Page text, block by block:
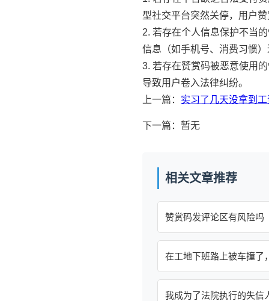
型社交平台突然关停，用户
2. 若存在个人信息保护不当
信息（如手机号、消费习惯
3. 若存在赞赏码被恶意使用
导致用户卷入法律纠纷。
上一篇： 实习了几天没拿到
下一篇：暂无
相关文章推荐
赞赏码发评论区有风险吗
在工地下班路上被车撞了
我成为了法院执行的失信